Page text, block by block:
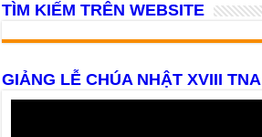
TÌM KIẾM TRÊN WEBSITE
GIẢNG LỄ CHÚA NHẬT XVIII TNA